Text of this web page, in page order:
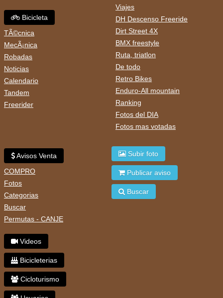
Bicicleta
TÃ©cnica
MecÃ¡nica
Robadas
Noticias
Calendario
Tandem
Freerider
Viajes
DH Descenso Freeride
Dirt Street 4X
BMX freestyle
Ruta, triatlon
De todo
Retro Bikes
Enduro-All mountain
Ranking
Fotos del DIA
Fotos mas votadas
Avisos Venta
COMPRO
Fotos
Categorias
Buscar
Permutas - CANJE
Videos
Bicicleterias
Cicloturismo
Subir foto
Publicar aviso
Buscar